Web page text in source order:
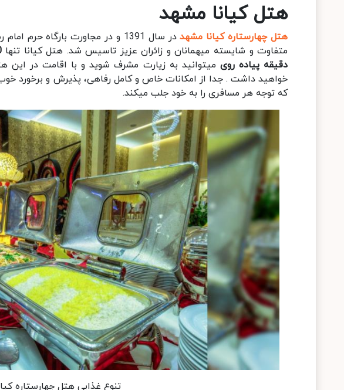
هتل کیانا مشهد
هتل چهارستاره کیانا مشهددر سال 1391 و در مجاورت بارگاه حرم امام رضا(ع) در
متفاوت و شایسته میهمانان و زائران عزیز تاسیس شد. هتل کیانا تنها 500 متر
دقیقه پیاده روی میتوانید به زیارت مشرف شوید و با اقامت در این
خواهید داشت . جدا از امکانات خاص و کامل رفاهی، پذیرش و برخورد
که توجه هر مسافری را به خود جلب میکند.
​تنوع غذایی هتل چهارستاره